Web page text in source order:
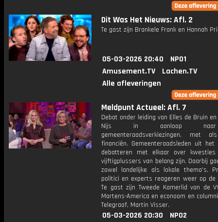
Dit Was Het Nieuws: Afl. 2
Te gast zijn Brankele Frank en Hannah
05-03-2026 20:40
NPO1
Amusement.TV
Lachen.TV
Alle afleveringen
Meldpunt Actueel: Afl. 7
Debat onder leiding van Elles de Bruin
Nijs in aanloop
gemeenteraadsverkiezingen, met
financiën. Gemeenteraadsleden uit het
debatteren met elkaar over
vijftigplussers van belang zijn. Daarbij
zowel landelijke als lokale thema's.
politici en experts reageren weer op de
Te gast zijn Tweede Kamerlid van de
Martens-America en econoom en
Telegraaf, Martin Visser.
05-03-2026 20:30
NPO2